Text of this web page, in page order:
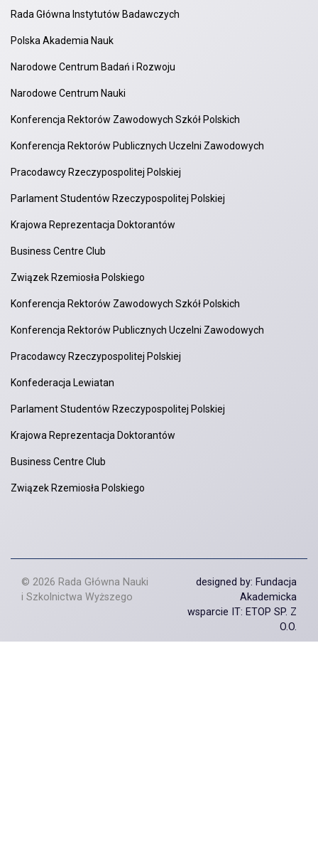
Rada Główna Instytutów Badawczych
Polska Akademia Nauk
Narodowe Centrum Badań i Rozwoju
Narodowe Centrum Nauki
Konferencja Rektorów Zawodowych Szkół Polskich
Konferencja Rektorów Publicznych Uczelni Zawodowych
Pracodawcy Rzeczypospolitej Polskiej
Parlament Studentów Rzeczypospolitej Polskiej
Krajowa Reprezentacja Doktorantów
Business Centre Club
Związek Rzemiosła Polskiego
Konferencja Rektorów Zawodowych Szkół Polskich
Konferencja Rektorów Publicznych Uczelni Zawodowych
Pracodawcy Rzeczypospolitej Polskiej
Konfederacja Lewiatan
Parlament Studentów Rzeczypospolitej Polskiej
Krajowa Reprezentacja Doktorantów
Business Centre Club
Związek Rzemiosła Polskiego
© 2026 Rada Główna Nauki
i Szkolnictwa Wyższego
designed by: Fundacja
Akademicka
wsparcie IT: ETOP SP. Z
O.O.